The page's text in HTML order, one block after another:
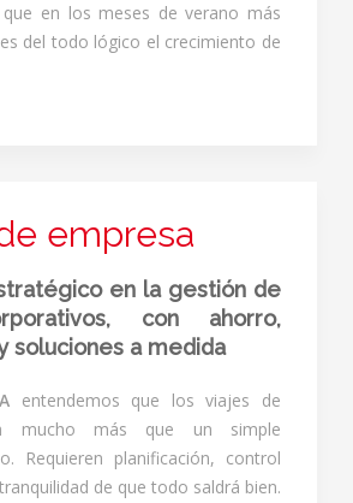
en los meses de verano más
del todo lógico el crecimiento de
empresa
en la gestión de
con ahorro,
soluciones a medida
entendemos que los viajes de
mucho más que un simple
Requieren planificación, control
de que todo saldrá bien.